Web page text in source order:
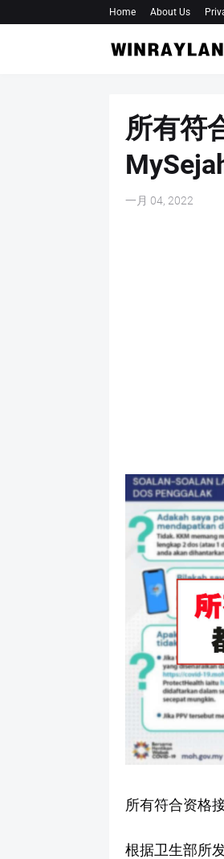
Home About Us
所有符
一月 04, 2022
所有符合资格
根据卫生部所